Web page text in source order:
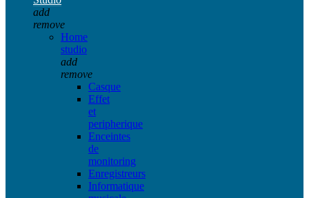
add
remove
Home
studio
add
remove
Casque
Effet
et
peripherique
Enceintes
de
monitoring
Enregistreurs
Informatique